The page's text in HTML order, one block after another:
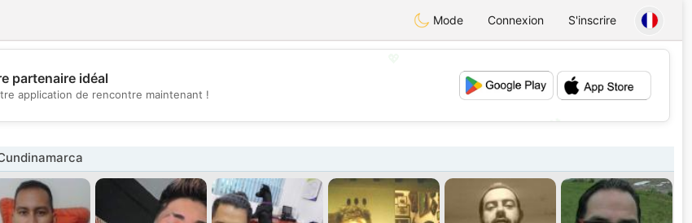
Mode Connexion S'inscrire
💕
partenaire idéal
application de rencontre maintenant !